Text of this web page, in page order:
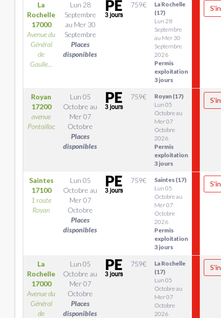
La
Rochelle
17000
Avenue du
Général
de
Gaulle...
Lun 28
Septembre
au Mer 30
Septembre
Places
disponibles
759€
La Rochelle
(17)
Lun 28
Septembre
au Mer 30
Septembre
2026
Permis
exploitation
3 jours
Royan
17200
avenue
Pontaillac
Lun 05
Octobre au
Mer 07
Octobre
Places
disponibles
759€
Royan (17)
Lun 05
Octobre au
Mer 07
Octobre
2026
Permis
exploitation
3 jours
Saintes
17100
1 route
Royan
Lun 05
Octobre au
Mer 07
Octobre
Places
disponibles
759€
Saintes (17)
Lun 05
Octobre au
Mer 07
Octobre
2026
Permis
exploitation
3 jours
La
Rochelle
17000
Avenue du
Général
de
Lun 05
Octobre au
Mer 07
Octobre
Places
disponibles
759€
La Rochelle
(17)
Lun 05
Octobre au
Mer 07
Octobre
2026